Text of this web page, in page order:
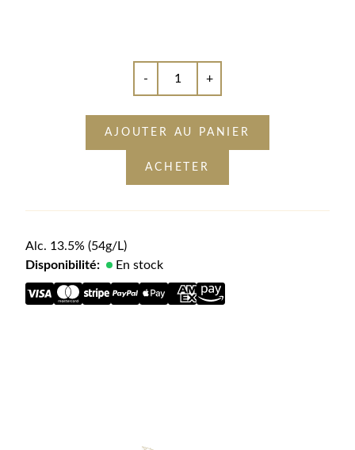
- +
AJOUTER AU PANIER
ACHETER
Alc. 13.5% (54g/L)
Disponibilité:
En stock